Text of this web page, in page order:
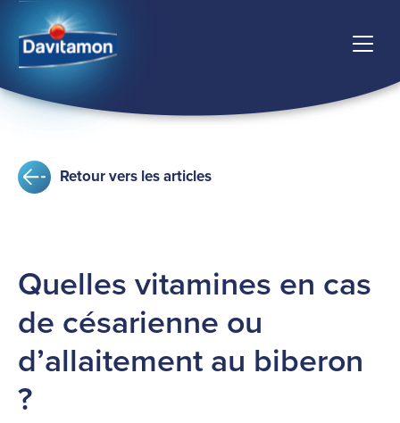
Retour vers les articles
Quelles vitamines en cas
de césarienne ou
d’allaitement au biberon
?